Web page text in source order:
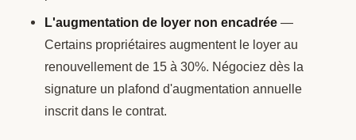
L'augmentation de loyer non encadrée —
Certains propriétaires augmentent le loyer au
renouvellement de 15 à 30%. Négociez dès la
signature un plafond d'augmentation annuelle
inscrit dans le contrat.